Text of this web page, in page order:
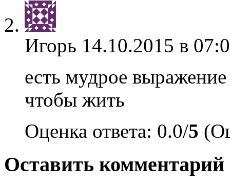
Игорь 14.10.2015 в
есть мудрое
чтобы жить
Оценка ответа: 0.0/5
Оставить комментарий